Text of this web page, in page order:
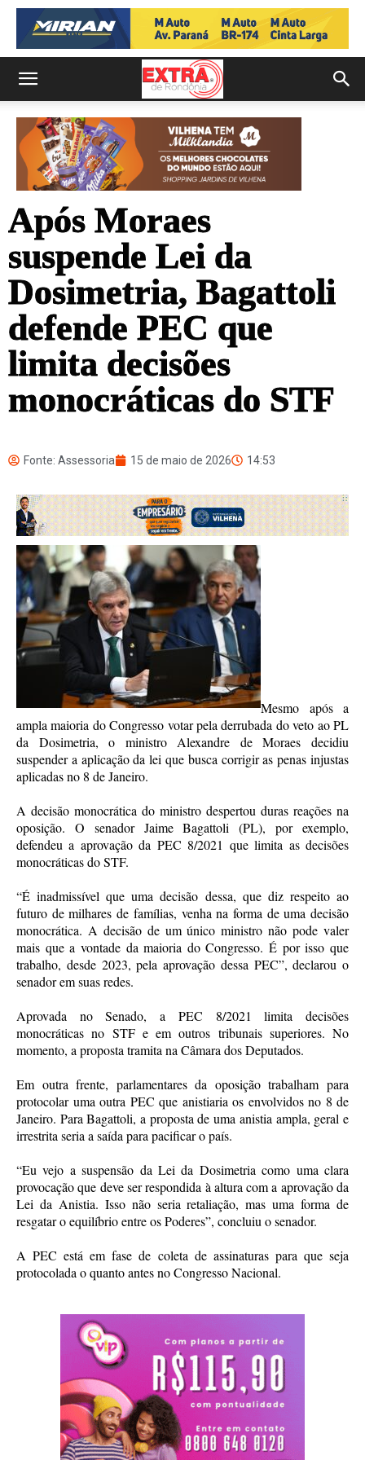
Após Moraes
suspende Lei da
Dosimetria, Bagattoli
defende PEC que
limita decisões
monocráticas do STF
Fonte: Assessoria 15 de maio de 2026 14:53
Mesmo após a
ampla maioria do Congresso votar pela derrubada do veto ao PL
da Dosimetria, o ministro Alexandre de Moraes decidiu
suspender a aplicação da lei que busca corrigir as penas injustas
aplicadas no 8 de Janeiro.
A decisão monocrática do ministro despertou duras reações na
oposição. O senador Jaime Bagattoli (PL), por exemplo,
defendeu a aprovação da PEC 8/2021 que limita as decisões
monocráticas do STF.
“É inadmissível que uma decisão dessa, que diz respeito ao
futuro de milhares de famílias, venha na forma de uma decisão
monocrática. A decisão de um único ministro não pode valer
mais que a vontade da maioria do Congresso. É por isso que
trabalho, desde 2023, pela aprovação dessa PEC”, declarou o
senador em suas redes.
Aprovada no Senado, a PEC 8/2021 limita decisões
monocráticas no STF e em outros tribunais superiores. No
momento, a proposta tramita na Câmara dos Deputados.
Em outra frente, parlamentares da oposição trabalham para
protocolar uma outra PEC que anistiaria os envolvidos no 8 de
Janeiro. Para Bagattoli, a proposta de uma anistia ampla, geral e
irrestrita seria a saída para pacificar o país.
“Eu vejo a suspensão da Lei da Dosimetria como uma clara
provocação que deve ser respondida à altura com a aprovação da
Lei da Anistia. Isso não seria retaliação, mas uma forma de
resgatar o equilíbrio entre os Poderes”, concluiu o senador.
A PEC está em fase de coleta de assinaturas para que seja
protocolada o quanto antes no Congresso Nacional.